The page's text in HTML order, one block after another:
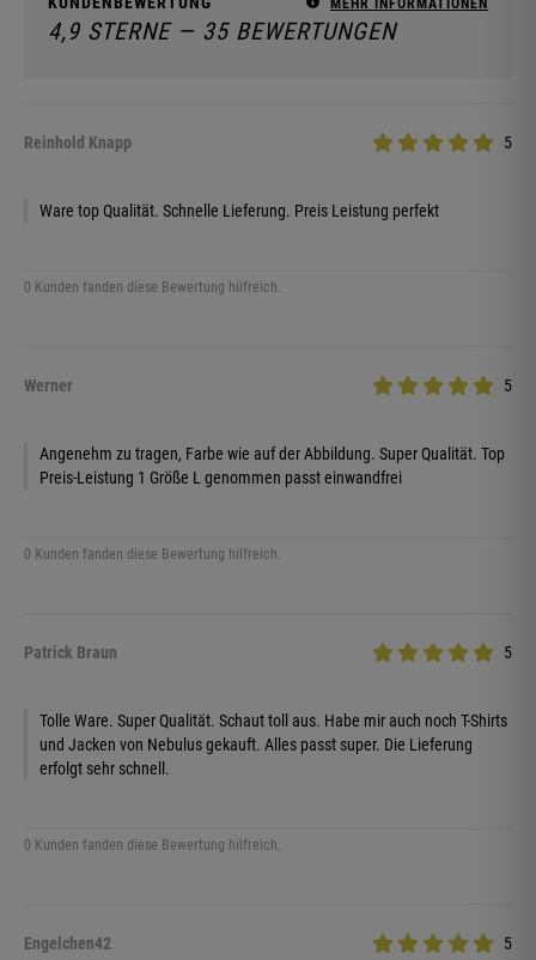
MEHR INFORMATIONEN
4,9 STERNE — 35 BEWERTUNGEN
Reinhold Knapp 5
Ware top Qualität. Schnelle Lieferung. Preis Leistung perfekt
0 Kunden fanden diese Bewertung hilfreich.
Werner 5
Angenehm zu tragen, Farbe wie auf der Abbildung. Super Qualität. Top
Preis-Leistung 1 Größe L genommen passt einwandfrei
0 Kunden fanden diese Bewertung hilfreich.
Patrick Braun 5
Tolle Ware. Super Qualität. Schaut toll aus. Habe mir auch noch T-Shirts
und Jacken von Nebulus gekauft. Alles passt super. Die Lieferung
erfolgt sehr schnell.
0 Kunden fanden diese Bewertung hilfreich.
Engelchen42 5